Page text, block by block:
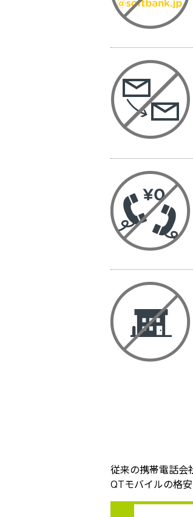
従来の携帯電話会
QTモバイルの格